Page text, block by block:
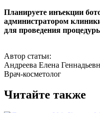
Планируете инъекции
администратором
для проведения
Автор статьи:
Андреева Елена
Врач-косметолог
Читайте также